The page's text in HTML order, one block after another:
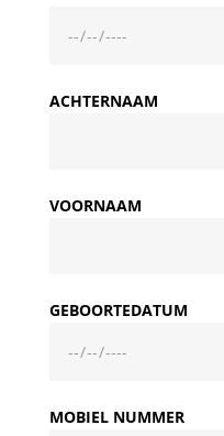
ACHTERNAAM
VOORNAAM
GEBOORTEDATUM
MOBIEL NUMMER